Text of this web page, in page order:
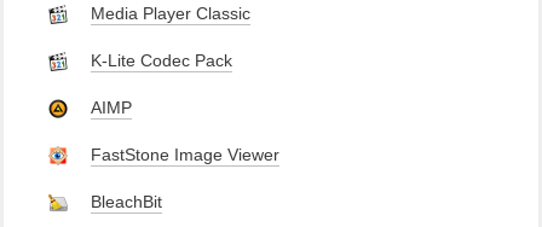
Media Player Classic
K-Lite Codec Pack
AIMP
FastStone Image Viewer
BleachBit